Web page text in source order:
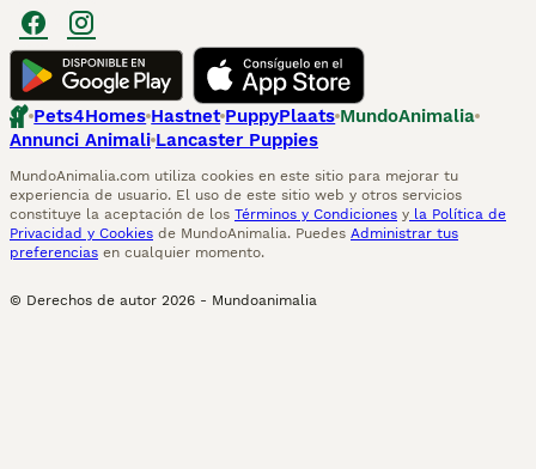
Pets4Homes Hastnet PuppyPlaats MundoAnimalia
Annunci Animali Lancaster Puppies
MundoAnimalia.com utiliza cookies en este sitio para mejorar tu
experiencia de usuario. El uso de este sitio web y otros servicios
constituye la aceptación de los Términos y Condiciones y la Política de
Privacidad y Cookies de MundoAnimalia. Puedes Administrar tus
preferencias en cualquier momento.
© Derechos de autor 2026 - Mundoanimalia